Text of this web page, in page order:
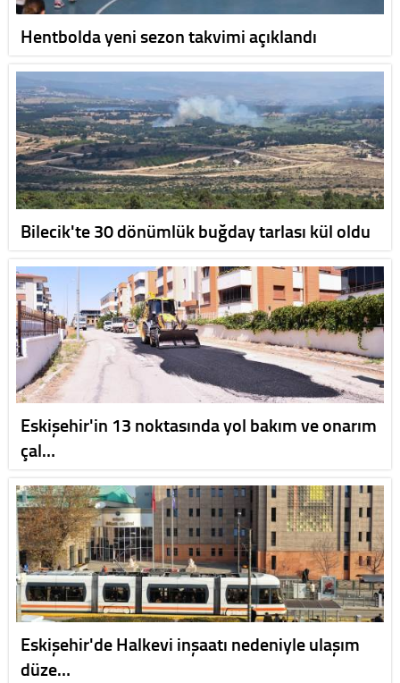
Hentbolda yeni sezon takvimi açıklandı
Bilecik'te 30 dönümlük buğday tarlası kül oldu
Eskişehir'in 13 noktasında yol bakım ve onarım
çal…
Eskişehir'de Halkevi inşaatı nedeniyle ulaşım
düze…